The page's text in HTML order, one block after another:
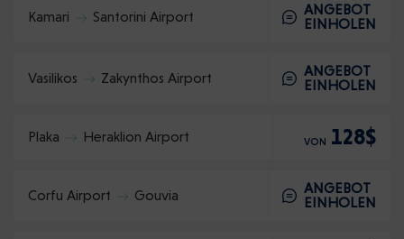
Kamari Santorini Airport
ANGEBOT
EINHOLEN
Vasilikos Zakynthos Airport
ANGEBOT
EINHOLEN
Plaka Heraklion Airport VON 128$
Corfu Airport Gouvia
ANGEBOT
EINHOLEN